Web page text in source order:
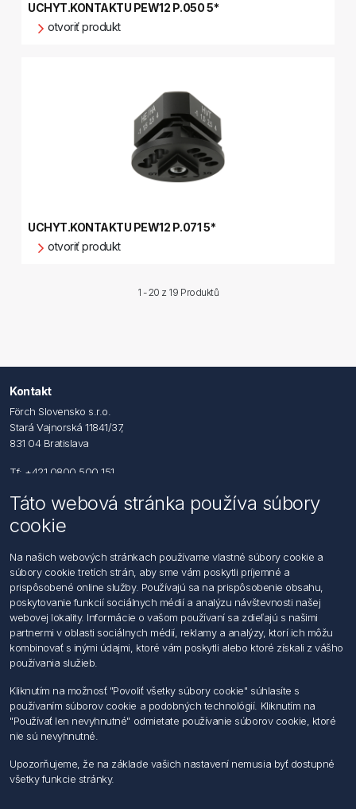
UCHYT.KONTAKTU PEW12 P.050 5*
otvoriť produkt
UCHYT.KONTAKTU PEW12 P.071 5*
otvoriť produkt
1 - 20 z 19 Produktů
Kontakt
Förch Slovensko s.r.o.
Stará Vajnorská 11841/37,
831 04 Bratislava
Tf: +421 0800 500 151
Email: office@foerch.sk
Kontaktujte nás
Informácie
Imprint
Vyhlásenie k ochrane údajov
Všeobecné dodacie a obchodné podmienky
Obchodný zástupca
Môj účet
Môj účet
Objednávky
Adresy
Táto webová stránka používa súbory
cookie
Na našich webových stránkach používame vlastné súbory cookie a
súbory cookie tretích strán, aby sme vám poskytli príjemné a
prispôsobené online služby. Používajú sa na prispôsobenie obsahu,
poskytovanie funkcií sociálnych médií a analýzu návštevnosti našej
webovej lokality. Informácie o vašom používaní sa zdieľajú s našimi
partnermi v oblasti sociálnych médií, reklamy a analýzy, ktorí ich môžu
kombinovať s inými údajmi, ktoré vám poskytli alebo ktoré získali z vášho
používania služieb.
Kliknutím na možnosť "Povoliť všetky súbory cookie" súhlasíte s
používaním súborov cookie a podobných technológií. Kliknutím na
"Používať len nevyhnutné" odmietate používanie súborov cookie, ktoré
nie sú nevyhnutné.
Upozorňujeme, že na základe vašich nastavení nemusia byť dostupné
všetky funkcie stránky.